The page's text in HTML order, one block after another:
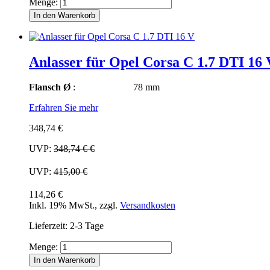
In den Warenkorb
Anlasser für Opel Corsa C 1.7 DTI 16
Flansch Ø : 78 mm
Erfahren Sie mehr
348,74 €
UVP: 348,74 €€
UVP: 415,00 €
114,26 €
Inkl. 19% MwSt., zzgl. Versandkosten
Lieferzeit: 2-3 Tage
Menge:
In den Warenkorb